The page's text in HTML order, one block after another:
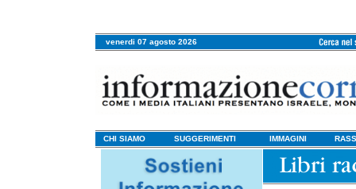
venerdi 07 agosto 2026
CHI SIAMO SUGGERIMENTI IMMAGINI